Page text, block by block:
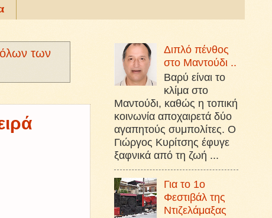
των
Διπλό πένθος
στο Μαντούδι ..
Βαρύ είναι το
κλίμα στο
Μαντούδι, καθώς η τοπική
κοινωνία αποχαιρετά δύο
αγαπητούς συμπολίτες. Ο
Γιώργος Κυρίτσης έφυγε
ξαφνικά από τη ζωή ...
Για το 1ο
Φεστιβάλ της
Ντιζελάμαξας